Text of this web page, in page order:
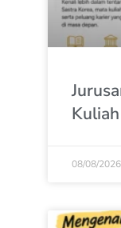
08/08/2026